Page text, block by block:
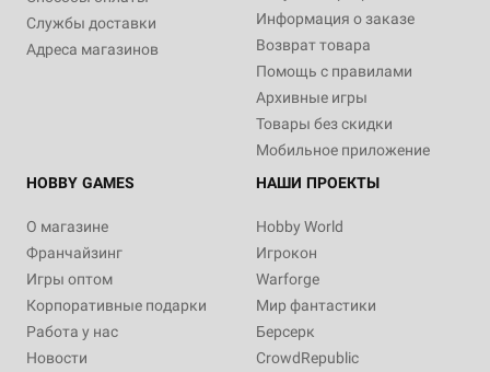
Службы доставки
Адреса магазинов
Информация о заказе
Возврат товара
Помощь с правилами
Архивные игры
Товары без скидки
Мобильное приложение
HOBBY GAMES
О магазине
Франчайзинг
Игры оптом
Корпоративные подарки
Работа у нас
Новости
НАШИ ПРОЕКТЫ
Hobby World
Игрокон
Warforge
Мир фантастики
Берсерк
CrowdRepublic